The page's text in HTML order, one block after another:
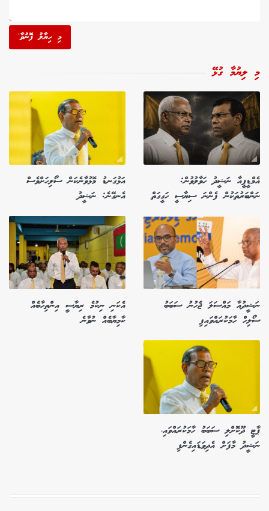
މި ހިޔާލު ފޮނުވާ'
މި ލިޔުމާ ގުޅޭ
އެމްޑީޕީއާ ނަޝީދު ހަވާލުވުން:
ނަންބަރުތަކުން ފެންނަ ސިޔާސީ ހަގީގަތް
އަޅުގަނޑު މޮޅުވާނެކަން ސޯލިހަށްވެސް
އެނގޭނެ: ނަޝީދު
ނަޝީދުއާ މައްސަލަ ޖެހުނު ސަބަބު
ސޯލިހް ހާމަކުރައްވައިފި
އެކަނި ނިކުމެ ރިޔާސީ އިންތިހާބެއް
ކާމިޔާބެއް ނުވާނެ
ޕާޓީ ދޫކޮށްލި ސަބަބު ހާމަކުރައްވައި،
ނަޝީދު މާފަށް އެދިވަޑައިގެންފި